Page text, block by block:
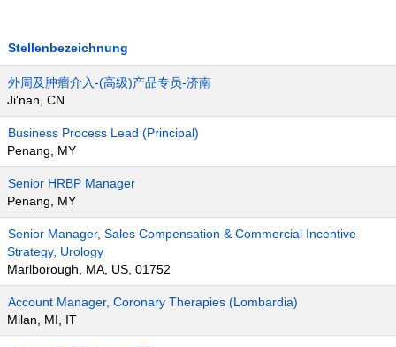
Stellenbezeichnung
外周及肿瘤介入-(高级)产品专员-济南
Ji'nan, CN
Business Process Lead (Principal)
Penang, MY
Senior HRBP Manager
Penang, MY
Senior Manager, Sales Compensation & Commercial Incentive
Strategy, Urology
Marlborough, MA, US, 01752
Account Manager, Coronary Therapies (Lombardia)
Milan, MI, IT